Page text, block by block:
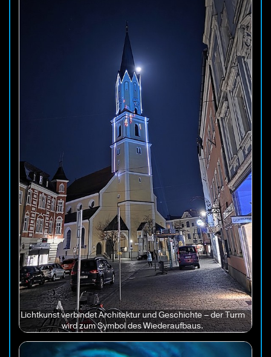
Lichtkunst verbindet Architektur und Geschichte – der Turm
wird zum Symbol des Wiederaufbaus.